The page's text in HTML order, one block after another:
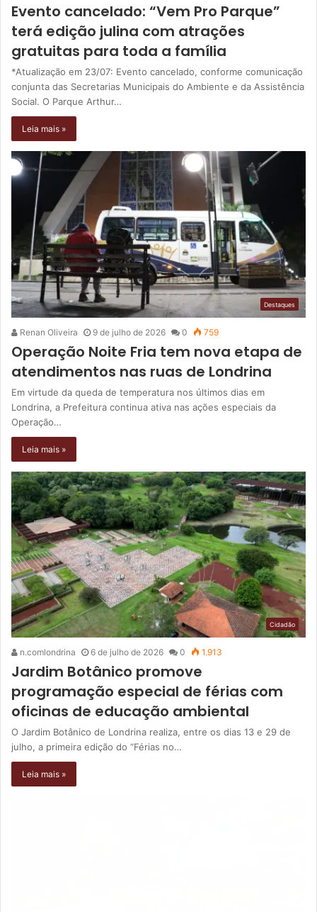
Evento cancelado: “Vem Pro Parque”
terá edição julina com atrações
gratuitas para toda a família
*Atualização em 23/07: Evento cancelado, conforme comunicação
conjunta das Secretarias Municipais do Ambiente e da Assistência
Social. O Parque Arthur…
Leia mais »
Destaques
Renan Oliveira 9 de julho de 2026 0 759
Operação Noite Fria tem nova etapa de
atendimentos nas ruas de Londrina
Em virtude da queda de temperatura nos últimos dias em
Londrina, a Prefeitura continua ativa nas ações especiais da
Operação…
Leia mais »
Cidadão
n.comlondrina 6 de julho de 2026 0 1.913
Jardim Botânico promove
programação especial de férias com
oficinas de educação ambiental
O Jardim Botânico de Londrina realiza, entre os dias 13 e 29 de
julho, a primeira edição do “Férias no…
Leia mais »